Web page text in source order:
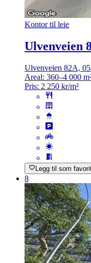
Kontor til leie
Ulvenveien
Ulvenveien 82A,
Areal: 360–4 000
Pris: 2 250 kr/m²
Legg til som
8